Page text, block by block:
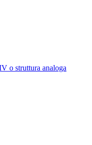
o struttura analoga